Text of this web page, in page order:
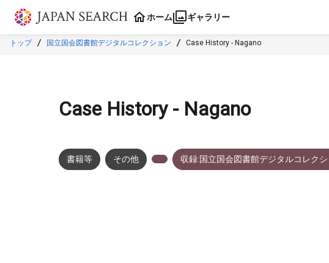
本文に飛ぶ
ホーム ギャラリー
トップ 国立国会図書館デジタルコレクション Case History - Nagano
Case History - Nagano
書籍等 その他 収録:国立国会図書館デジタルコレク